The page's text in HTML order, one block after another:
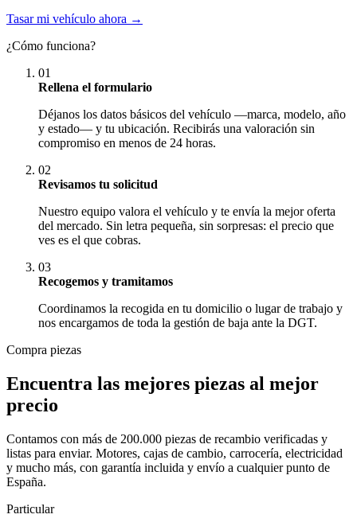
Tasar mi vehículo ahora →
¿Cómo funciona?
01
Rellena el formulario
Déjanos los datos básicos del vehículo —marca, modelo, año
y estado— y tu ubicación. Recibirás una valoración sin
compromiso en menos de 24 horas.
02
Revisamos tu solicitud
Nuestro equipo valora el vehículo y te envía la mejor oferta
del mercado. Sin letra pequeña, sin sorpresas: el precio que
ves es el que cobras.
03
Recogemos y tramitamos
Coordinamos la recogida en tu domicilio o lugar de trabajo y
nos encargamos de toda la gestión de baja ante la DGT.
Compra piezas
Encuentra las mejores piezas al mejor
precio
Contamos con más de 200.000 piezas de recambio verificadas y
listas para enviar. Motores, cajas de cambio, carrocería, electricidad
y mucho más, con garantía incluida y envío a cualquier punto de
España.
Particular